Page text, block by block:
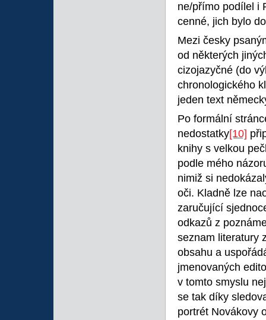
ne/přímo podílel i
cenné, jich bylo
Mezi česky
od některých
cizojazyčné (do
chronologického
jeden text
Po formální
nedostatky[10]
knihy s velkou
podle mého
nimiž si
oči. Kladně lze
zaručující
odkazů z
seznam literatury
obsahu a
jmenovaných
v tomto smyslu
se tak díky
portrét Novákovy